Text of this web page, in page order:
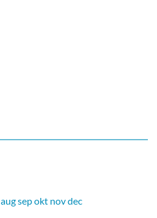
augsepokt novdec